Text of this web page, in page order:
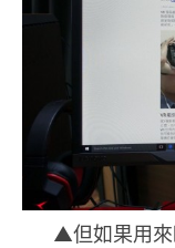
▲但如果用